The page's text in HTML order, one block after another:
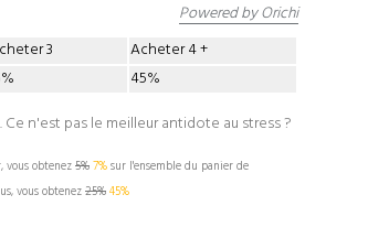
Powered by Orichi
3 Acheter 4
45%
n'est pas le meilleur antidote au stress ?
obtenez5%7%sur l'ensemble du panier de
vous obtenez25%45%